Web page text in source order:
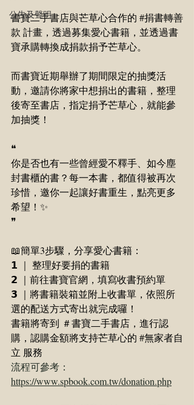
公告及聲明
書寶二手書店與芒草心合作的 #捐書轉善
款 計畫，透過募集愛心書籍，並透過書
寶承購轉換成捐款捐予芒草心。
而書寶近期舉辦了期間限定的抽獎活
動，邀請你將家中想捐出的書籍，整理
後寄至書店，指定捐予芒草心，就能參
加抽獎！
❝
你是否也有一些曾經愛不釋手、如今塵
封書櫃的書？每一本書，都值得被再次
珍惜，邀你一起讓好書重生，點亮更多
希望！✨
❞
📖簡單3步驟，分享愛心書籍：
𝟭 ｜ 整理好要捐的書籍
𝟮 ｜前往書寶官網，填寫收書預約單
𝟯 ｜將書籍裝箱並附上收書單，依照所
選的配送方式寄出就完成囉！
書籍將寄到 ＃書寶二手書店，進行認
購，認購金額將支持芒草心的 #無家者自
立 服務
流程可參考：
https://www.spbook.com.tw/donation.php